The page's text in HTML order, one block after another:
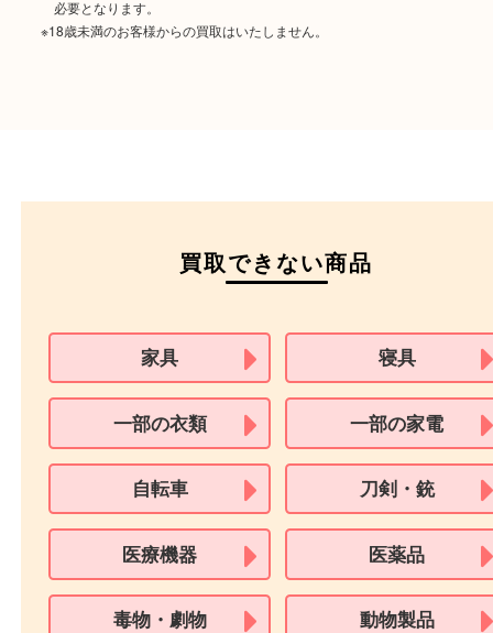
本人確認書類
特別永住者証明書 パスポート
住民基本台帳カード
※在留カードは消費税法改正に伴い令和3年10月1日より、本人確認書
用できません。
※身分証明書の住所に相違がある場合、ご本人様名義の現住所が確認
必要となります。
※18歳未満のお客様からの買取はいたしません。